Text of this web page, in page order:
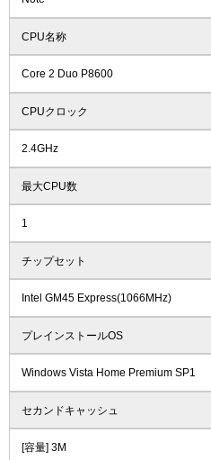
CPU名称
Core 2 Duo P8600
CPUクロック
2.4GHz
最大CPU数
1
チップセット
Intel GM45 Express(1066MHz)
プレインストールOS
Windows Vista Home Premium SP1
セカンドキャッシュ
[容量] 3M